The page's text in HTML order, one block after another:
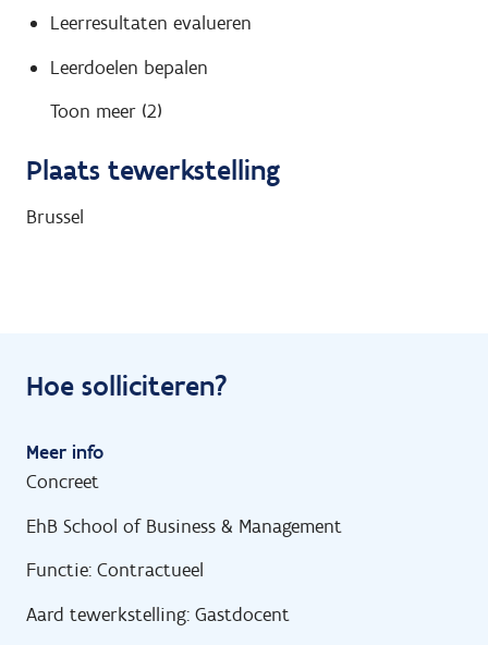
Leerresultaten evalueren
Leerdoelen bepalen
Toon meer (2)
Plaats tewerkstelling
Brussel
Hoe solliciteren?
Meer info
Concreet
EhB School of Business & Management
Functie: Contractueel
Aard tewerkstelling: Gastdocent